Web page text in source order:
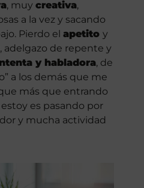
, muy creativa,
a la vez y sacando
Pierdo el apetito y
de repente y
y habladora, de
a los demás que me
más que entrando
estoy es pasando por
y mucha actividad